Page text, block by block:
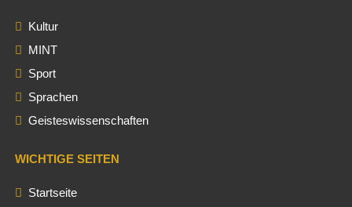
Kultur
MINT
Sport
Sprachen
Geisteswissenschaften
WICHTIGE SEITEN
Startseite